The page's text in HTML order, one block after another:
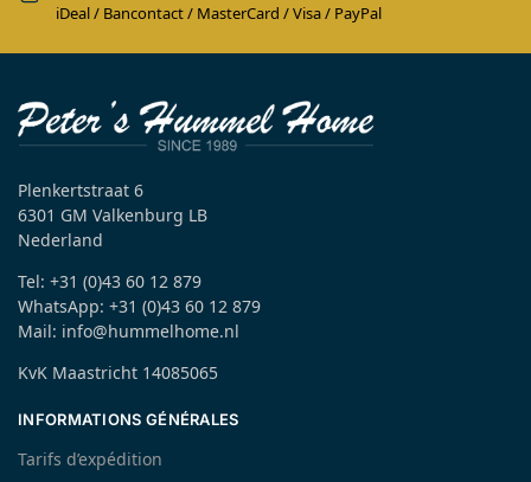
iDeal / Bancontact / MasterCard / Visa / PayPal
Plenkertstraat 6
6301 GM Valkenburg LB
Nederland
Tel: +31 (0)43 60 12 879
WhatsApp: +31 (0)43 60 12 879
Mail: info@hummelhome.nl
KvK Maastricht 14085065
INFORMATIONS GÉNÉRALES
Tarifs d’expédition